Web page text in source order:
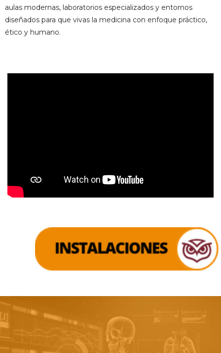
aulas modernas, laboratorios especializados y entornos
diseñados para que vivas la medicina con enfoque práctico,
ético y humano.